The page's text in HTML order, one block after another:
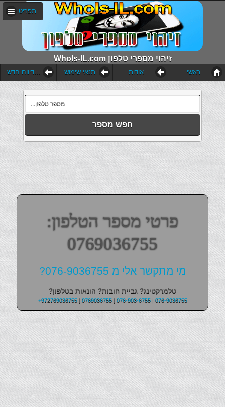
WhoIs-IL.com זיהוי מספרי טלפון
תפריט
הוסף דיווח חדש תנאי שימוש אודות ראשי
חפש מספר
פרטי מספר הטלפון:
0769036755
מי מתקשר אלי מ 076-9036755?
טלמרקטינג? גביית חובות? הונאות בטלפון?
+972769036755| 0769036755| 076-903-6755| 076-9036755